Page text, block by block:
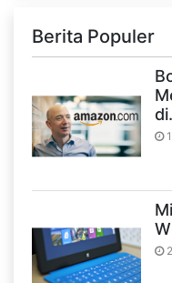
Berita Populer